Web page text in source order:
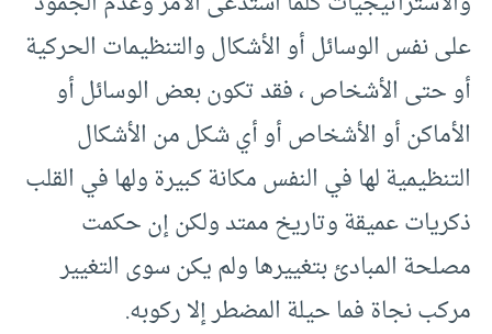
على نفس الوسائل أو الأشكال والتنظيمات الحركية
أو حتى الأشخاص ، فقد تكون بعض الوسائل أو
الأماكن أو الأشخاص أو أي شكل من الأشكال
التنظيمية لها في النفس مكانة كبيرة ولها في القلب
ذكريات عميقة وتاريخ ممتد ولكن إن حكمت
مصلحة المبادئ بتغييرها ولم يكن سوى التغيير
مركب نجاة فما حيلة المضطر إلا ركوبه.